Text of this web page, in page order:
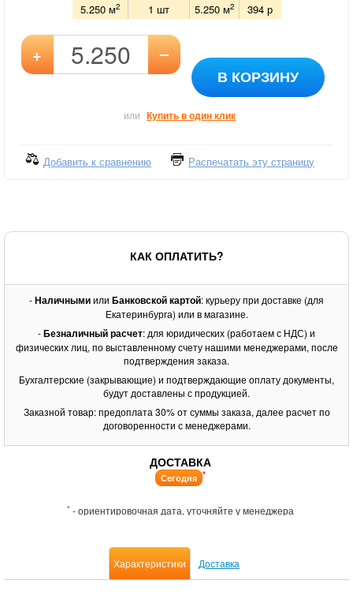
5.250 м2 1 шт 5.250м2 394 р
+ –
В КОРЗИНУ
или Купить в один клик
Добавить к сравнению Распечатать эту страницу
КАК ОПЛАТИТЬ?
-Наличнымиили Банковской картой: курьеру при доставке (для
Екатеринбурга) или в магазине.
-Безналичный расчет: для юридических (работаем с НДС) и
физических лиц, по выставленному счету нашими менеджерами, после
подтверждения заказа.
Бухгалтерские (закрывающие) и подтверждающие оплату документы,
будут доставлены с продукцией.
Заказной товар: предоплата 30% от суммы заказа, далее расчет по
договоренности с менеджерами.
ДОСТАВКА
Сегодня *
* - ориентировочная дата, уточняйте у менеджера
Характеристики Доставка